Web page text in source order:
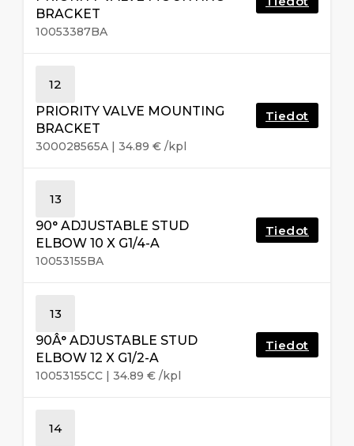
BRACKET
10053387BA
12
PRIORITY VALVE MOUNTING
BRACKET
300028565A | 34.89 € /kpl
Tiedot
13
90° ADJUSTABLE STUD
ELBOW 10 X G1/4-A
10053155BA
Tiedot
13
90Â° ADJUSTABLE STUD
ELBOW 12 X G1/2-A
10053155CC | 34.89 € /kpl
Tiedot
14